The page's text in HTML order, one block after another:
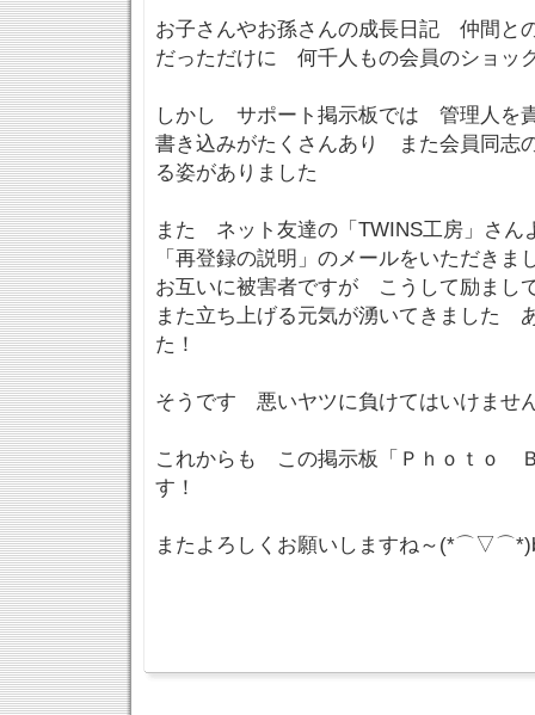
お子さんやお孫さんの成長日記 仲間と
だっただけに 何千人もの会員のショッ
しかし サポート掲示板では 管理人を
書き込みがたくさんあり また会員同志
る姿がありました
また ネット友達の「TWINS工房」さん
「再登録の説明」のメールをいただきま
お互いに被害者ですが こうして励まし
また立ち上げる元気が湧いてきました
た！
そうです 悪いヤツに負けてはいけませ
これからも この掲示板「Ｐｈｏｔｏ
す！
またよろしくお願いしますね～